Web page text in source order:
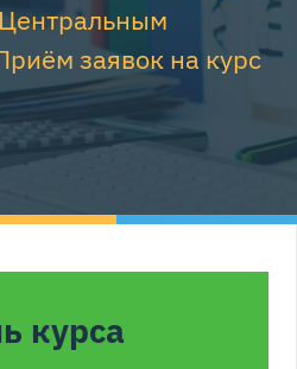
заявок на курс
курса